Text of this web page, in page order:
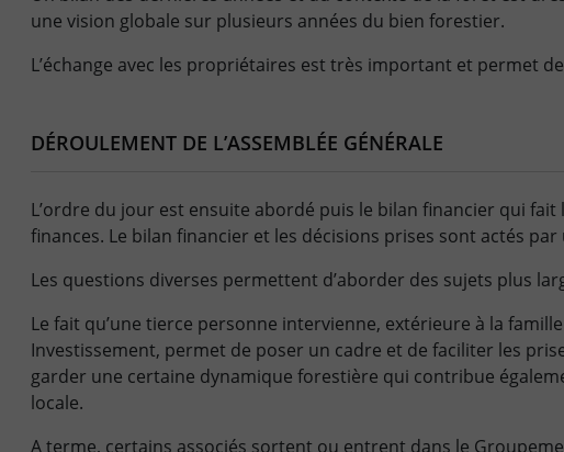
une vision globale sur plusieurs années du bien forestier.
L’échange avec les propriétaires est très important et permet
DÉROULEMENT DE L’ASSEMBLÉE GÉNÉRALE
L’ordre du jour est ensuite abordé puis le bilan financier qui fait
finances. Le bilan financier et les décisions prises sont actés par
Les questions diverses permettent d’aborder des sujets plus
Le fait qu’une tierce personne intervienne, extérieure à la
Investissement, permet de poser un cadre et de faciliter les
garder une certaine dynamique forestière qui contribue
locale.
A terme, certains associés sortent ou entrent dans le